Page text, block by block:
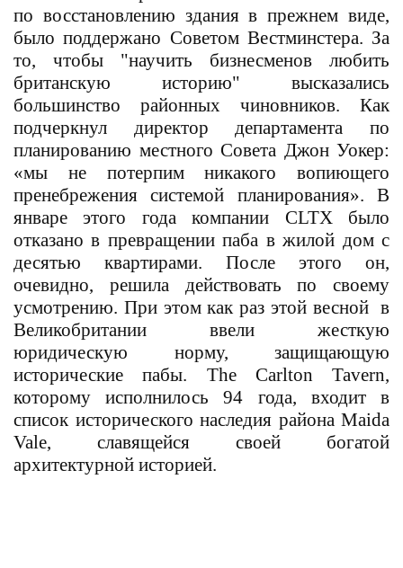
по восстановлению здания в прежнем виде,
было поддержано Советом Вестминстера. За
то, чтобы "научить бизнесменов любить
британскую историю" высказались
большинство районных чиновников. Как
подчеркнул директор департамента по
планированию местного Совета Джон Уокер:
«мы не потерпим никакого вопиющего
пренебрежения системой планирования». В
январе этого года компании CLTX было
отказано в превращении паба в жилой дом с
десятью квартирами. После этого он,
очевидно, решила действовать по своему
усмотрению. При этом как раз этой весной в
Великобритании ввели жесткую
юридическую норму, защищающую
исторические пабы. The Carlton Tavern,
которому исполнилось 94 года, входит в
список исторического наследия района Maida
Vale, славящейся своей богатой
архитектурной историей.